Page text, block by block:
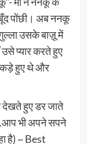
पोंछी। अब ननकू
उसके बाज़ू में
उसे प्यार करते हुए
हुए थे और
देखते हुए डर जाते
भी अपने सपने
है) ~ Best